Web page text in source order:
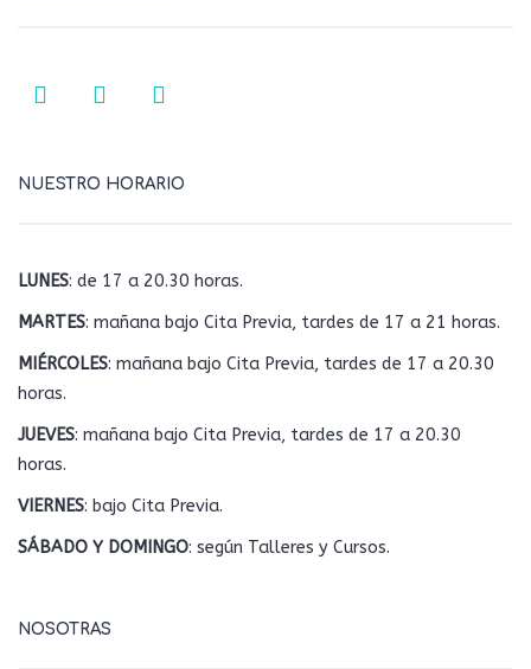
NUESTRO HORARIO
LUNES: de 17 a 20.30 horas.
MARTES: mañana bajo Cita Previa, tardes de 17 a 21 horas.
MIÉRCOLES: mañana bajo Cita Previa, tardes de 17 a 20.30
horas.
JUEVES: mañana bajo Cita Previa, tardes de 17 a 20.30
horas.
VIERNES: bajo Cita Previa.
SÁBADO Y DOMINGO: según Talleres y Cursos.
NOSOTRAS